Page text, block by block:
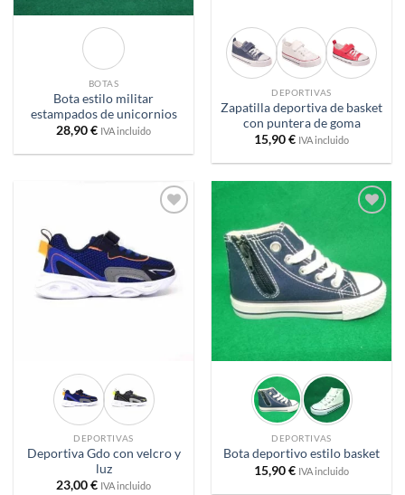
BOTAS
Bota estilo militar
estampados de unicornios
28,90€ IVA incluido
DEPORTIVAS
Zapatilla deportiva de basket
con puntera de goma
15,90€ IVA incluido
DEPORTIVAS
Deportiva Gdo con velcro y
luz
23,00€ IVA incluido
DEPORTIVAS
Bota deportivo estilo basket
15,90€ IVA incluido